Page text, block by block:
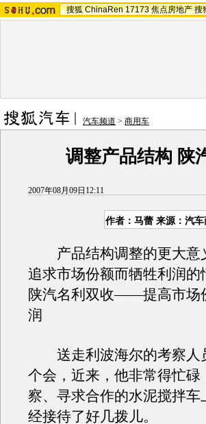
搜狐 ChinaRen 17173 焦点房地产 搜
汽车频道 > 商用车
调整产品结构 陕
2007年08月09日12:11
作者：马蕾 来源：汽
产品结构调整的更大意
追求市场份额而牺牲利润
陕汽名利双收——提高市场
润
送走利波海尔的考察人
个会，近来，他非常得忙
察、寻求合作的水泥搅拌
经接待了好几拨儿。